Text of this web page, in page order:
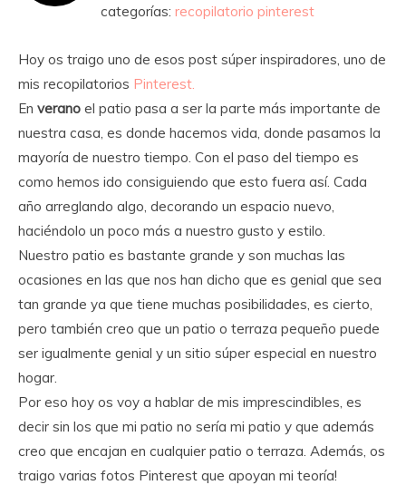
categorías: recopilatorio pinterest
Hoy os traigo uno de esos post súper inspiradores, uno de
mis recopilatorios Pinterest.
En verano el patio pasa a ser la parte más importante de
nuestra casa, es donde hacemos vida, donde pasamos la
mayoría de nuestro tiempo. Con el paso del tiempo es
como hemos ido consiguiendo que esto fuera así. Cada
año arreglando algo, decorando un espacio nuevo,
haciéndolo un poco más a nuestro gusto y estilo.
Nuestro patio es bastante grande y son muchas las
ocasiones en las que nos han dicho que es genial que sea
tan grande ya que tiene muchas posibilidades, es cierto,
pero también creo que un patio o terraza pequeño puede
ser igualmente genial y un sitio súper especial en nuestro
hogar.
Por eso hoy os voy a hablar de mis imprescindibles, es
decir sin los que mi patio no sería mi patio y que además
creo que encajan en cualquier patio o terraza. Además, os
traigo varias fotos Pinterest que apoyan mi teoría!